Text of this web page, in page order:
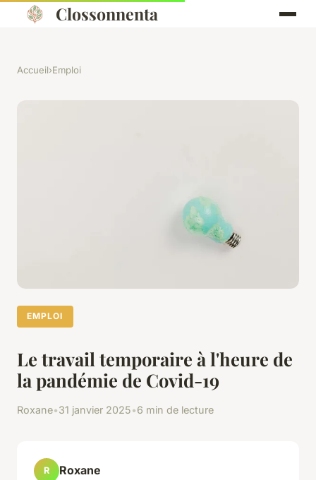
Clossonnenta
Accueil›Emploi
EMPLOI
Le travail temporaire à l'heure de
la pandémie de Covid-19
Roxane•31 janvier 2025•6 min de lecture
R Roxane